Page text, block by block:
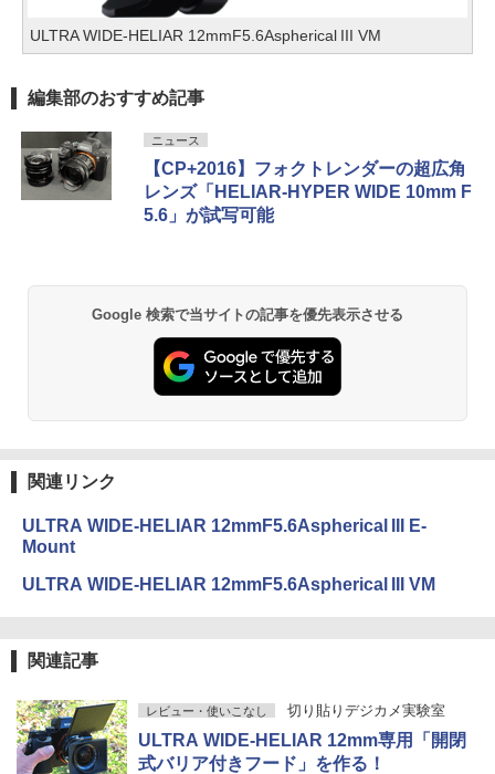
ULTRA WIDE-HELIAR 12mmF5.6Aspherical III VM
編集部のおすすめ記事
ニュース
【CP+2016】フォクトレンダーの超広角
レンズ「HELIAR-HYPER WIDE 10mm F
5.6」が試写可能
Google 検索で当サイトの記事を優先表示させる
関連リンク
ULTRA WIDE-HELIAR 12mmF5.6Aspherical III E-
Mount
ULTRA WIDE-HELIAR 12mmF5.6Aspherical III VM
関連記事
レビュー・使いこなし 切り貼りデジカメ実験室
ULTRA WIDE-HELIAR 12mm専用「開閉
式バリア付きフード」を作る！